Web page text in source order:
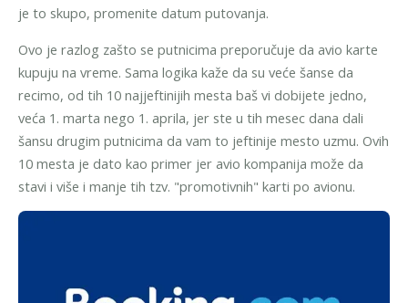
je to skupo, promenite datum putovanja.
Ovo je razlog zašto se putnicima preporučuje da avio karte
kupuju na vreme. Sama logika kaže da su veće šanse da
recimo, od tih 10 najjeftinijih mesta baš vi dobijete jedno,
veća 1. marta nego 1. aprila, jer ste u tih mesec dana dali
šansu drugim putnicima da vam to jeftinije mesto uzmu. Ovih
10 mesta je dato kao primer jer avio kompanija može da
stavi i više i manje tih tzv. "promotivnih" karti po avionu.